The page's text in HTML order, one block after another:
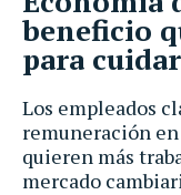
Los empleados
remuneración
quieren más
mercado
beneficio
para